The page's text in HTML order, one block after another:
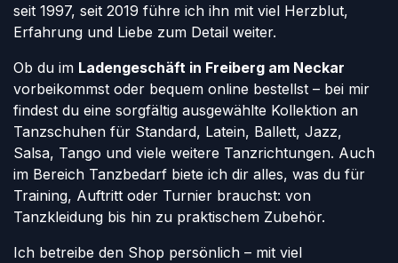
seit 1997, seit 2019 führe ich ihn mit viel Herzblut,
Erfahrung und Liebe zum Detail weiter.
Ob du im Ladengeschäft in Freiberg am Neckar
vorbeikommst oder bequem online bestellst – bei mir
findest du eine sorgfältig ausgewählte Kollektion an
Tanzschuhen für Standard, Latein, Ballett, Jazz,
Salsa, Tango und viele weitere Tanzrichtungen. Auch
im Bereich Tanzbedarf biete ich dir alles, was du für
Training, Auftritt oder Turnier brauchst: von
Tanzkleidung bis hin zu praktischem Zubehör.
Ich betreibe den Shop persönlich – mit viel